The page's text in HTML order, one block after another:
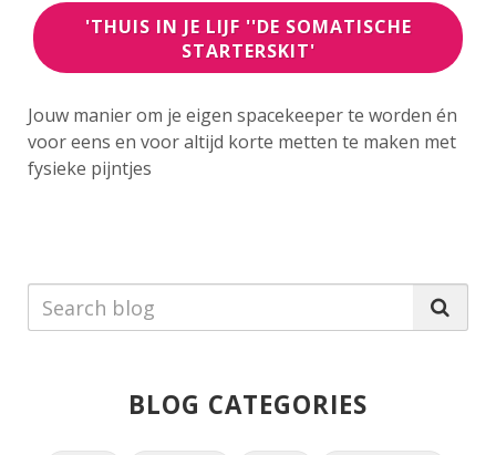
'THUIS IN JE LIJF ''DE SOMATISCHE
STARTERSKIT'
Jouw manier om je eigen spacekeeper te worden én
voor eens en voor altijd korte metten te maken met
fysieke pijntjes
BLOG CATEGORIES